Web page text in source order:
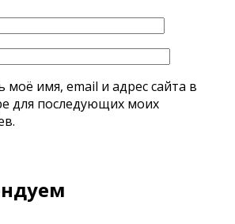
моё имя, email и адрес сайта в
для последующих моих